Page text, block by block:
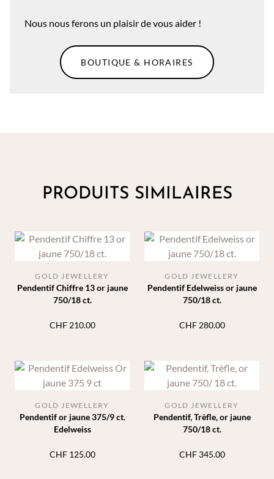
Nous nous ferons un plaisir de vous aider !
BOUTIQUE & HORAIRES
PRODUITS SIMILAIRES
Pendentif Chiffre 13 or jaune
750/18 ct.
GOLD JEWELLERY
CHF210.00
Pendentif Edelweiss or jaune
750/18 ct.
GOLD JEWELLERY
CHF280.00
Pendentif or jaune 375/9 ct.
Edelweiss
GOLD JEWELLERY
CHF125.00
Pendentif, Trèfle, or jaune
750/18 ct.
GOLD JEWELLERY
CHF345.00